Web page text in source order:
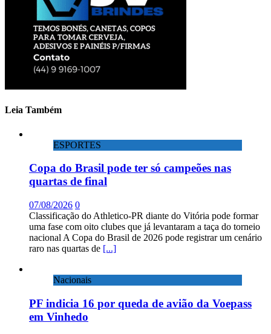
Leia Também
ESPORTES
Copa do Brasil pode ter só campeões nas
quartas de final
07/08/2026 0
Classificação do Athletico-PR diante do Vitória pode formar
uma fase com oito clubes que já levantaram a taça do torneio
nacional A Copa do Brasil de 2026 pode registrar um cenário
raro nas quartas de [...]
Nacionais
PF indicia 16 por queda de avião da Voepass
em Vinhedo